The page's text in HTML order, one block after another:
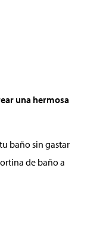
una hermosa
baño sin gastar
de baño a